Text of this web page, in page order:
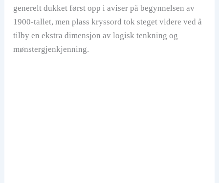
generelt dukket først opp i aviser på begynnelsen av
1900-tallet, men plass kryssord tok steget videre ved å
tilby en ekstra dimensjon av logisk tenkning og
mønstergjenkjenning.